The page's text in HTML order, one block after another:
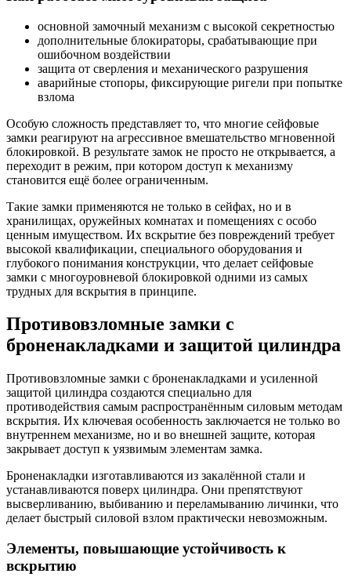
основной замочный механизм с высокой секретностью
дополнительные блокираторы, срабатывающие при
ошибочном воздействии
защита от сверления и механического разрушения
аварийные стопоры, фиксирующие ригели при попытке
взлома
Особую сложность представляет то, что многие сейфовые
замки реагируют на агрессивное вмешательство мгновенной
блокировкой. В результате замок не просто не открывается, а
переходит в режим, при котором доступ к механизму
становится ещё более ограниченным.
Такие замки применяются не только в сейфах, но и в
хранилищах, оружейных комнатах и помещениях с особо
ценным имуществом. Их вскрытие без повреждений требует
высокой квалификации, специального оборудования и
глубокого понимания конструкции, что делает сейфовые
замки с многоуровневой блокировкой одними из самых
трудных для вскрытия в принципе.
Противовзломные замки с
броненакладками и защитой цилиндра
Противовзломные замки с броненакладками и усиленной
защитой цилиндра создаются специально для
противодействия самым распространённым силовым методам
вскрытия. Их ключевая особенность заключается не только во
внутреннем механизме, но и во внешней защите, которая
закрывает доступ к уязвимым элементам замка.
Броненакладки изготавливаются из закалённой стали и
устанавливаются поверх цилиндра. Они препятствуют
высверливанию, выбиванию и переламыванию личинки, что
делает быстрый силовой взлом практически невозможным.
Элементы, повышающие устойчивость к
вскрытию